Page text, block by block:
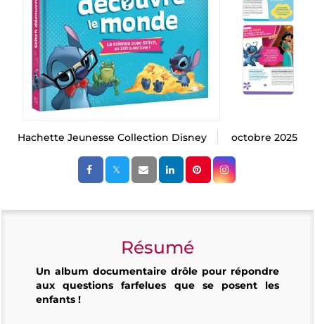
Hachette Jeunesse Collection Disney octobre 2025
Résumé
Un album documentaire drôle pour répondre
aux questions farfelues que se posent les
enfants !